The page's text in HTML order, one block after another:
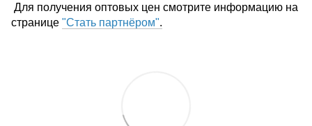
Для получения оптовых цен смотрите информацию на
странице "Стать партнёром".